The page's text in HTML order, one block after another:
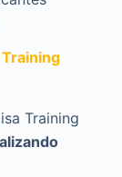
Training